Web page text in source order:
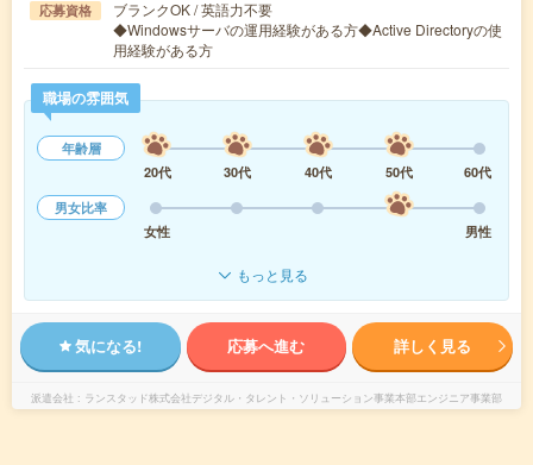
応募資格
ブランクOK / 英語力不要
◆Windowsサーバの運用経験がある方◆Active Directoryの使
用経験がある方
職場の雰囲気
年齢層
20代
30代 40代 50代
60代
男女比率
女性
男性
もっと見る
気になる! 応募へ進む 詳しく見る
派遣会社 ランスタッド株式会社デジタル・タレント・ソリューション事業本部エンジニア事業部